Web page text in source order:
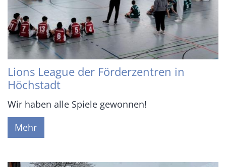
Lions League der Förderzentren in
Höchstadt
Wir haben alle Spiele gewonnen!
Mehr